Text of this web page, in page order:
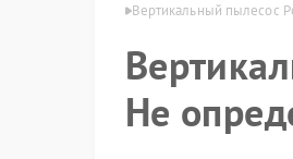
Вертикальный пылесос
Не